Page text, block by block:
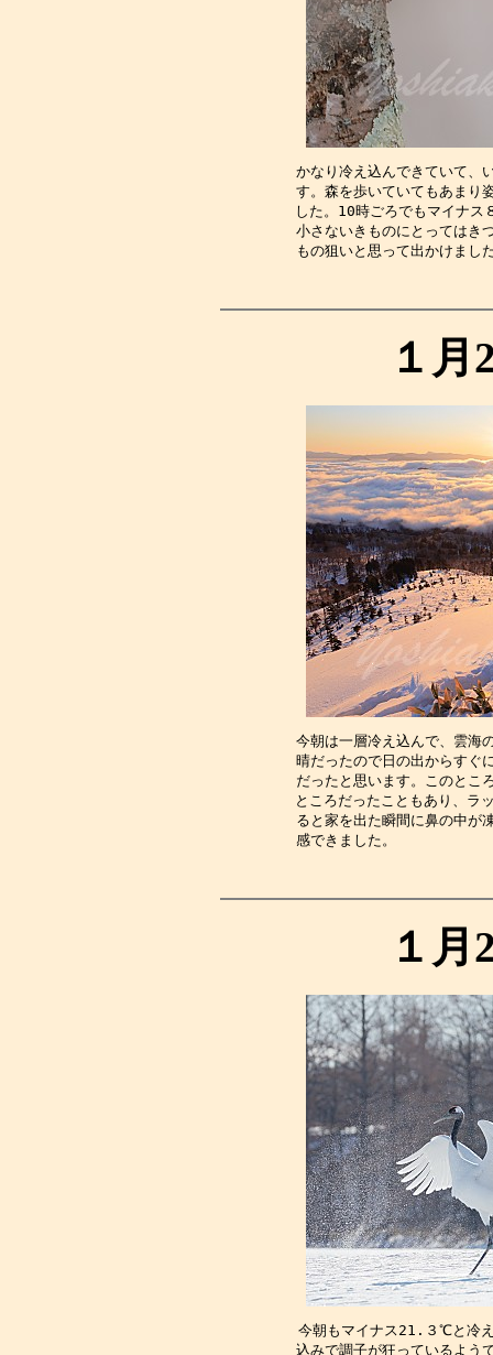
かなり冷え込んできていて、
す。森を歩いていてもあまり
した。10時ごろでもマイナ
小さないきものにとってはき
もの狙いと思って出かけま
１月
今朝は一層冷え込んで、雲海
晴だったので日の出からすぐ
だったと思います。このとこ
ところだったこともあり、ラ
ると家を出た瞬間に鼻の中が
感で
１月
今朝もマイナス21.３℃と冷
込みで調子が狂っているよう